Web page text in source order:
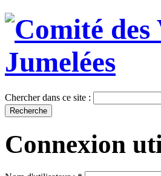
Chercher dans ce site :
Connexion